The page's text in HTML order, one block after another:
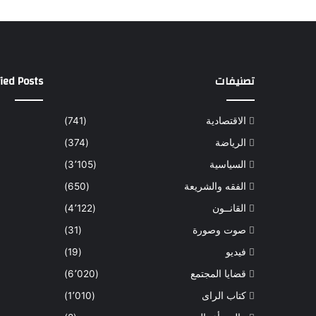
تصنيفات
الاقتصادية
(741)
الرياضة
(374)
السياسية
(3٬105)
الفقه والشريعة
(650)
القانــون
(4٬122)
صوت وصورة
(31)
فيديو
(19)
قضايا المجتمع
(6٬020)
كتاب الراى
(1٬010)
Posts